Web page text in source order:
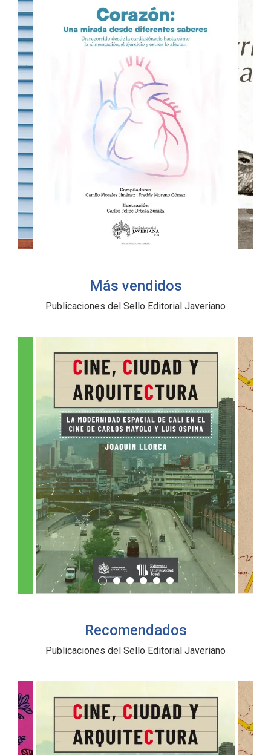
Más vendidos
Publicaciones del Sello Editorial Javeriano
Recomendados
Publicaciones del Sello Editorial Javeriano